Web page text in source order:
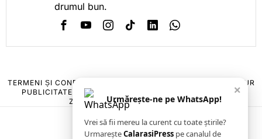
drumul bun.
TERMENI ȘI CONDIȚII
POLITICA DE ANULARE & RETUR
PUBLICITATE ONLINE & TIPĂRITĂ
CONTACT
ZIARUL ANUNȚUL CĂLĂRĂȘEAN
×
Urmărește-ne pe WhatsApp!
Vrei să fii mereu la curent cu toate știrile?
UrmareșteCalarasiPress pe canalul de